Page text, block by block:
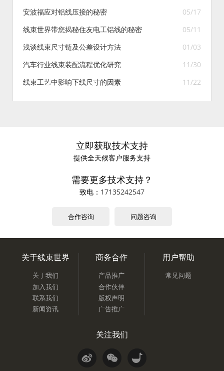
05/17
安波福应对铝线压接的秘密
05/11
线束世界带您揭秘住友电工铝线的秘密
01/03
浅谈线束尺寸链及公差设计方法
11/30
汽车行业线束装配流程优化研究
11/22
线束工艺中影响下线尺寸的因素
立即获取技术支持
提供全天候客户服务支持
需要更多技术支持？
致电： 17135242547
合作咨询 问题咨询
关于线束世界
关于我们
加入我们
联系我们
新闻资讯
商务合作
产品推广
合作伙伴
版权声明
广告推广
用户帮助
常见问题
关注我们